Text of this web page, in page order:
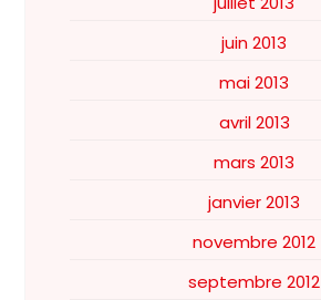
juin 2013
mai 2013
avril 2013
mars 2013
janvier 2013
novembre 2012
septembre 2012